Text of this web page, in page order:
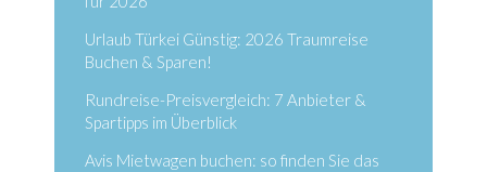
Urlaub Türkei Günstig: 2026 Traumreise
Buchen & Sparen!
Rundreise-Preisvergleich: 7 Anbieter &
Spartipps im Überblick
Avis Mietwagen buchen: so finden Sie das